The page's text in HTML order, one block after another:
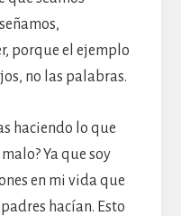
porque el ejemplo
no las palabras.
haciendo lo que
Ya que soy
en mi vida que
hacían. Esto